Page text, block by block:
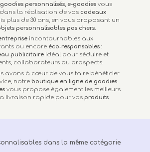
goodies personnalisés, e-goodies vous
la réalisation de vos cadeaux
plus de 30 ans, en vous proposant un
personnalisables pas chers.
incontournables aux
ou encore éco-responsables :
publicitaire idéal pour séduire et
collaborateurs ou prospects.
avons à cœur de vous faire bénéficier
notreboutique en ligne de goodies
vous propose également les meilleurs
livraison rapide pour vos produits
dans la même catégorie